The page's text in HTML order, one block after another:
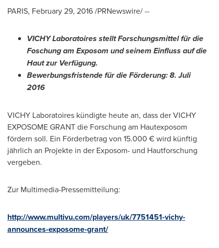
PARIS, February 29, 2016/PRNewswire/ --
VICHY Laboratoires stellt Forschungsmittel für die
Foschung am Exposom und seinem Einfluss auf die
Haut zur Verfügung.
Bewerbungsfristende für die Förderung:8. Juli
2016
VICHY Laboratoires kündigte heute an, dass der VICHY
EXPOSOME GRANT die Forschung am Hautexposom
fördern soll. Ein Förderbetrag von 15.000 € wird künftig
jährlich an Projekte in der Exposom- und Hautforschung
vergeben.
Zur Multimedia-Pressemitteilung:
http://www.multivu.com/players/uk/7751451-vichy-
announces-exposome-grant/